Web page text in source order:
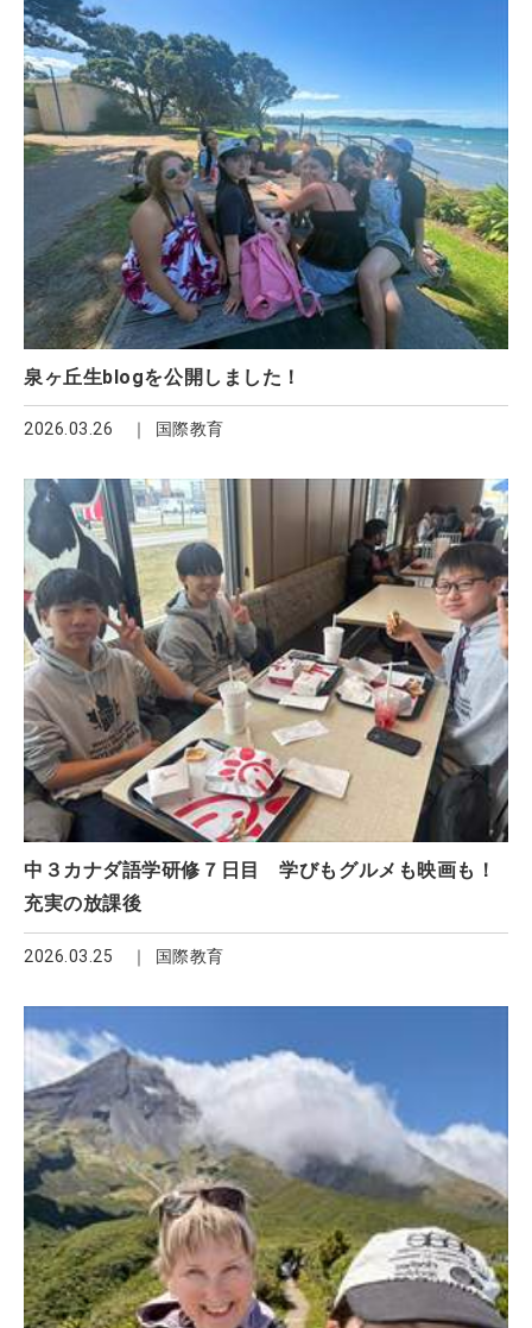
泉ヶ丘生blogを公開しました！
2026.03.26 国際教育
中３カナダ語学研修７日目 学びもグルメも映画も！
充実の放課後
2026.03.25 国際教育